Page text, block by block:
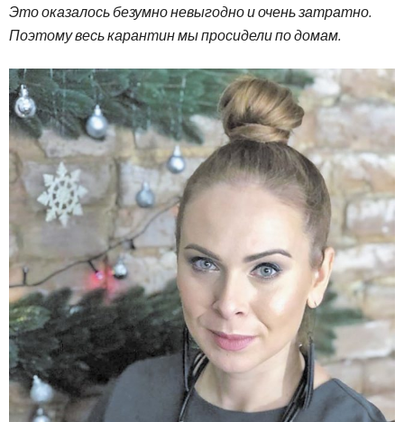
Это оказалось безумно невыгодно и очень затратно.
Поэтому весь карантин мы просидели по домам.